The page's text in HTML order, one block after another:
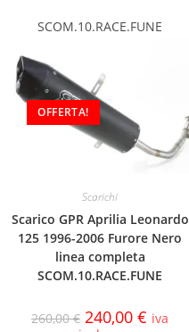
SCOM.10.RACE.FUNE
OFFERTA!
Scarichi
Scarico GPR Aprilia Leonardo
125 1996-2006 Furore Nero
linea completa
SCOM.10.RACE.FUNE
260,00€ 240,00 € iva